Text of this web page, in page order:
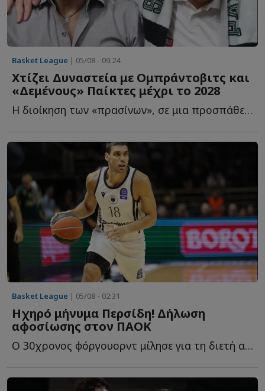
Basket League | 05/08 - 09:24
Χτίζει Δυναστεία με Ομπράντοβιτς και
«Δεμένους» Παίκτες μέχρι το 2028
Η διοίκηση των «πρασίνων», σε μια προσπάθεια να επαναφέρει τ...
Basket League | 05/08 - 02:31
Ηχηρό μήνυμα Περσίδη! Δήλωση
αφοσίωσης στον ΠΑΟΚ
Ο 30χρονος φόργουορντ μίλησε για τη διετή ανανέωση, τ...